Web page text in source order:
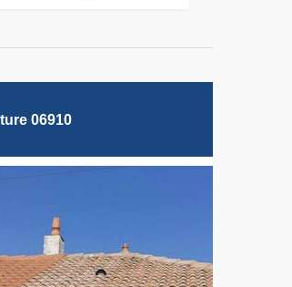
06910